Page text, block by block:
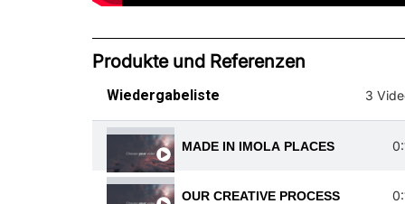
Produkte und Referenzen
Wiedergabeliste 3
MADE IN IMOLA PLACES
OUR CREATIVE PROCESS